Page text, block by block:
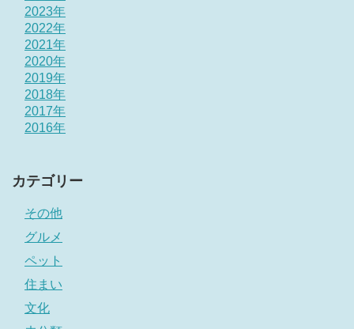
2023年
2022年
2021年
2020年
2019年
2018年
2017年
2016年
カテゴリー
その他
グルメ
ペット
住まい
文化